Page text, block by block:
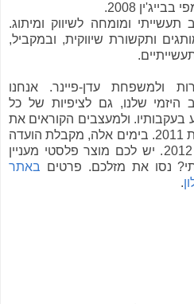
2008.
תעשייתי ומומחה לשיווק ומיתוג.
ותקשורת שיווקית, ובמקביל,
ולמשפחת עדן-פיינר. אנחנו
היזמי שלנו, גם לציפיות של כל
בעקבותיו. ולמעצבים הקוראים את
הכתבה, זה היה הפרס של שנת 2011. בימים אלה, מקבלת הועדה
את ההגשות לפרס של שנת 2012. יש לכם מוצר פלסטי מעניין
נסו את מזלכם. פרטים באתר
.